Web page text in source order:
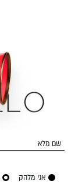
שם מלא
אני מלהק